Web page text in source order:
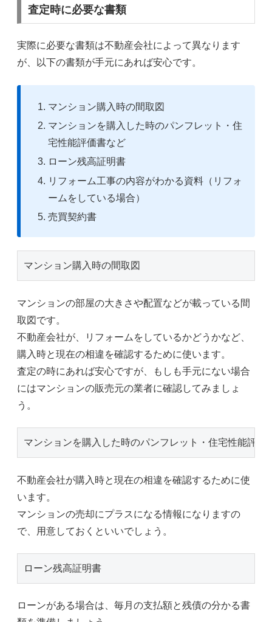
査定時に必要な書類
実際に必要な書類は不動産会社によって異なります
が、以下の書類が手元にあれば安心です。
マンション購入時の間取図
マンションを購入した時のパンフレット・住
宅性能評価書など
ローン残高証明書
リフォーム工事の内容がわかる資料（リフォ
ームをしている場合）
売買契約書
マンション購入時の間取図
マンションの部屋の大きさや配置などが載っている間
取図です。
不動産会社が、リフォームをしているかどうかなど、
購入時と現在の相違を確認するために使います。
査定の時にあれば安心ですが、もしも手元にない場合
にはマンションの販売元の業者に確認してみましょ
う。
マンションを購入した時のパンフレット・住宅性能評価
不動産会社が購入時と現在の相違を確認するために使
います。
マンションの売却にプラスになる情報になりますの
で、用意しておくといいでしょう。
ローン残高証明書
ローンがある場合は、毎月の支払額と残債の分かる書